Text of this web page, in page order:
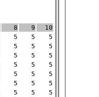
8 9
10
5 5
5
5 5
5
5 5
5
5 5
5
5 5
5
5 5
5
5 5 5